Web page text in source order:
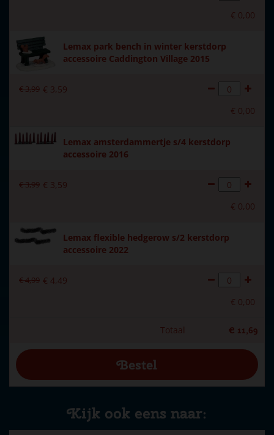
€ 0,00
Lemax park bench in winter kerstdorp
accessoire Caddington Village 2015
€3,99 € 3,59
€ 0,00
Lemax amsterdammertje s/4 kerstdorp
accessoire 2016
€3,99 € 3,59
€ 0,00
Lemax flexible hedgerow s/2 kerstdorp
accessoire 2022
€4,99 € 4,49
€ 0,00
Totaal € 11,69
Kijk ook eens naar: